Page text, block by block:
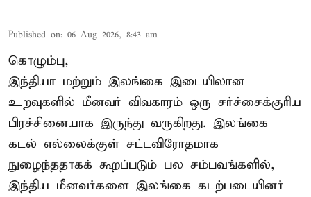
Published on: 06 Aug 2026, 8:43 am
கொழும்பு,
இந்தியா மற்றும் இலங்கை இடையிலான
உறவுகளில் மீனவர் விவகாரம் ஒரு சர்ச்சைக்குரிய
பிரச்சினையாக இருந்து வருகிறது. இலங்கை
கடல் எல்லைக்குள் சட்டவிரோதமாக
நுழைந்ததாகக் கூறப்படும் பல சம்பவங்களில்,
இந்திய மீனவர்களை இலங்கை கடற்படையினர்